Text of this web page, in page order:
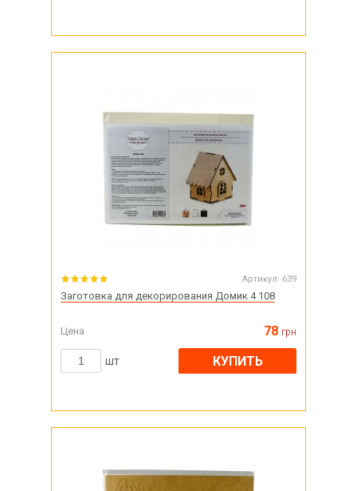
Артикул: 639
Заготовка для декорирования Домик 4 108
Цена 78 грн
шт КУПИТЬ